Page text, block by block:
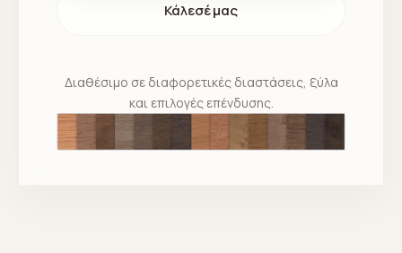
Κάλεσέ μας
Διαθέσιμο σε διαφορετικές διαστάσεις, ξύλα
και επιλογές επένδυσης.